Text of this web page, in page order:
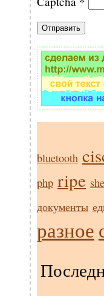
bluetooth
php ripe
документы
разное